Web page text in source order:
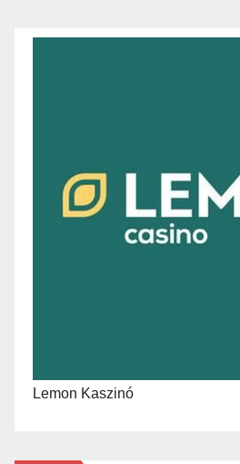
Lemon Kaszinó